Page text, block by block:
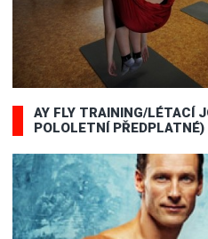
AY FLY TRAINING/LÉTACÍ
POLOLETNÍ PŘEDPLATNÉ)